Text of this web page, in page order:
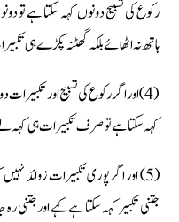
رکوع کی تسبیح دونوں کہہ سکتا ہے تو
ہاتھ نہ اٹھائے بلکہ گھٹنہ پکڑے ہی
(4) اور اگر رکوع کی تسبیح اور
کہہ سکتا ہے تو صرف تکبیرات ہی کہہ
(5) اور اگر پوری تکبیرات زوائد
جتنی تکبیر کہہ سکتا ہے کہے اور جتنی